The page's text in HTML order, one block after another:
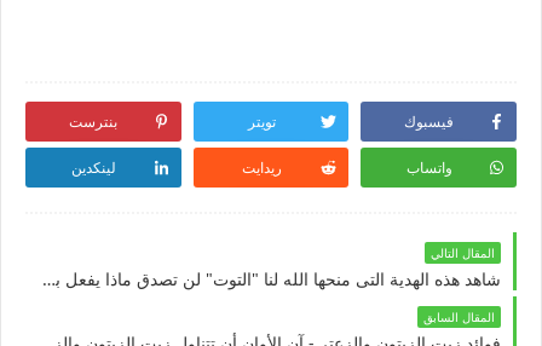
فيسبوك تويتر بنترست
واتساب ريدايت لينكدين
المقال التالي
شاهد هذه الهدية التى منحها الله لنا "التوت" لن تصدق ماذا يفعل بجسمك | يعالج الكثير من الامراض
المقال السابق